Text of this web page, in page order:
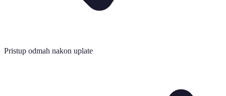
Pristup odmah nakon uplate